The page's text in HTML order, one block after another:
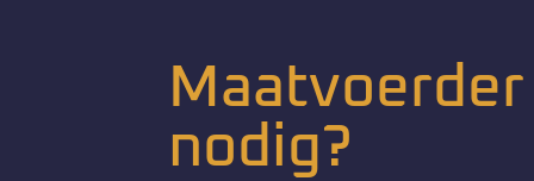
Maatvoerder
nodig?